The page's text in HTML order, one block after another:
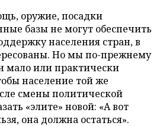
оружие, посадки
базы не могут обеспечить
населения стран, в
Но мы по-прежнему
мало или практически
население той же
смены политической
«элите» новой: «А вот
она должна остаться».